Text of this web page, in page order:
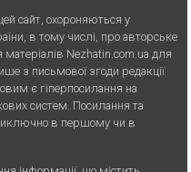
сайт, охороняються у
в тому числі, про авторське
матерiалiв Nezhatin.com.ua для
з письмової згоди редакції
є гiперпосилання на
систем. Посилання та
в першому чи в